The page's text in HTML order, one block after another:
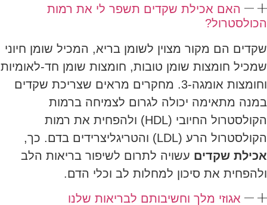
האם אכילת שקדים תשפר לי את רמות
הכולסטרול?
שקדים הם מקור מצוין לשומן בריא, המכיל שומן חיוני
שמכיל חומצות שומן טובות, חומצות שומן חד-לאומיות
וחומצות אומגה-3. מחקרים מראים שצריכת שקדים
במנה מתאימה יכולה לגרום לצמיחה ברמות
הקולסטרול החיובי (HDL) ולהפחית את רמות
הקולסטרול הרע (LDL) והטריגליצרידים בדם. כך,
אכילת שקדים עשויה לתרום לשיפור בריאות הלב
ולהפחית את סיכון למחלות לב וכלי הדם.
אגוזי מלך וחשיבותם לבריאות שלנו